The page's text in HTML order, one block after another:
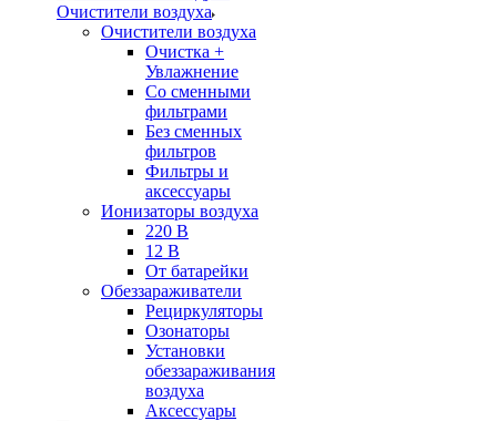
Очистители воздуха
Очистители воздуха
Очистка +
Увлажнение
Cо сменными
фильтрами
Без сменных
фильтров
Фильтры и
аксессуары
Ионизаторы воздуха
220 В
12 В
От батарейки
Обеззараживатели
Рециркуляторы
Озонаторы
Установки
обеззараживания
воздуха
Аксессуары